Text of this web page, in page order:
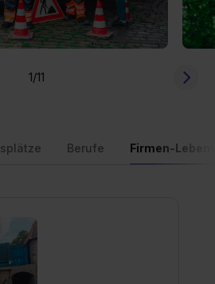
1/11
Berufe Firmen-